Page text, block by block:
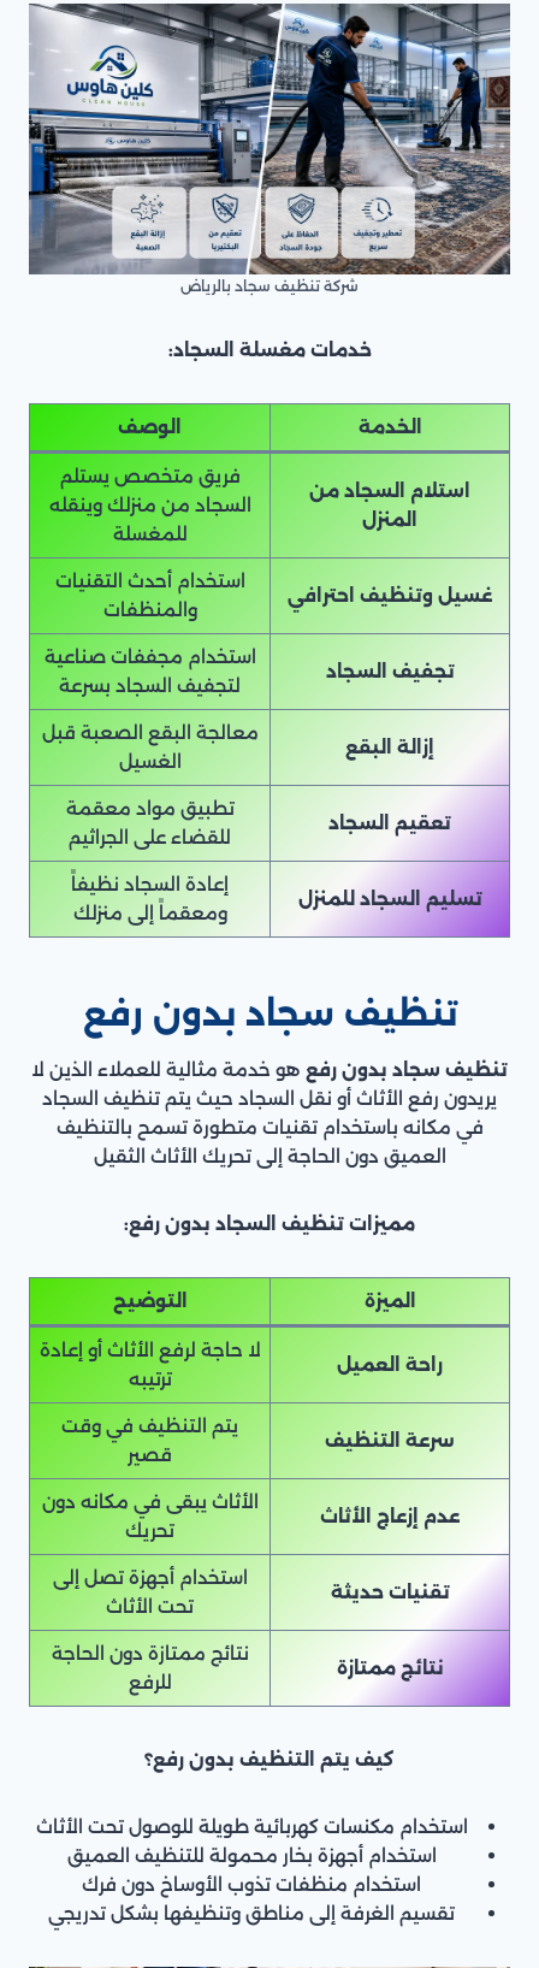
شركة تنظيف سجاد بالرياض
خدمات مغسلة السجاد:
الخدمة الوصف
استلام السجاد من
المنزل
فريق متخصص يستلم
السجاد من منزلك وينقله
للمغسلة
غسيل وتنظيف احترافي
استخدام أحدث التقنيات
والمنظفات
تجفيف السجاد
استخدام مجففات صناعية
لتجفيف السجاد بسرعة
إزالة البقع
معالجة البقع الصعبة قبل
الغسيل
تعقيم السجاد
تطبيق مواد معقمة
للقضاء على الجراثيم
تسليم السجاد للمنزل
إعادة السجاد نظيفاً
ومعقماً إلى منزلك
تنظيف سجاد بدون رفع
تنظيف سجاد بدون رفع هو خدمة مثالية للعملاء الذين لا
يريدون رفع الأثاث أو نقل السجاد حيث يتم تنظيف السجاد
في مكانه باستخدام تقنيات متطورة تسمح بالتنظيف
العميق دون الحاجة إلى تحريك الأثاث الثقيل
مميزات تنظيف السجاد بدون رفع:
الميزة التوضيح
راحة العميل
لا حاجة لرفع الأثاث أو إعادة
ترتيبه
سرعة التنظيف
يتم التنظيف في وقت
قصير
عدم إزعاج الأثاث
الأثاث يبقى في مكانه دون
تحريك
تقنيات حديثة
استخدام أجهزة تصل إلى
تحت الأثاث
نتائج ممتازة
نتائج ممتازة دون الحاجة
للرفع
كيف يتم التنظيف بدون رفع؟
استخدام مكنسات كهربائية طويلة للوصول تحت الأثاث
استخدام أجهزة بخار محمولة للتنظيف العميق
استخدام منظفات تذوب الأوساخ دون فرك
تقسيم الغرفة إلى مناطق وتنظيفها بشكل تدريجي